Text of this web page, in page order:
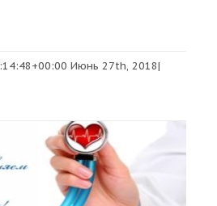
Июнь 27th, 2018|